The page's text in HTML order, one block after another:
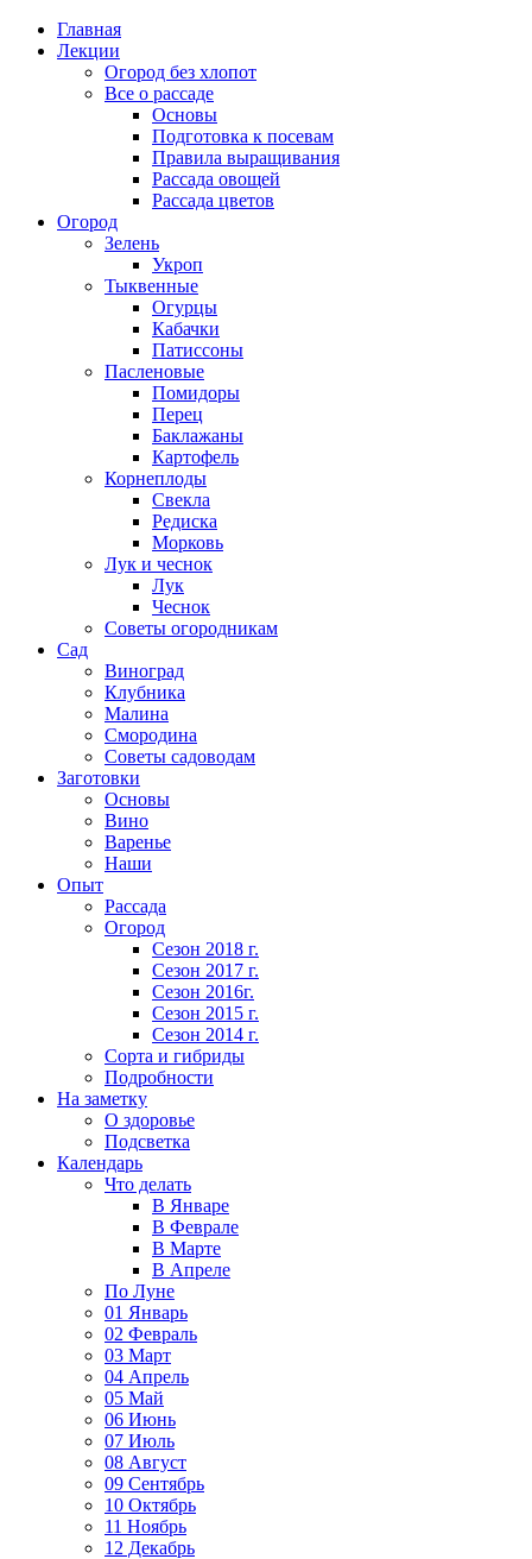
Главная
Лекции
Огород без хлопот
Все о рассаде
Основы
Подготовка к посевам
Правила выращивания
Рассада овощей
Рассада цветов
Огород
Зелень
Укроп
Тыквенные
Огурцы
Кабачки
Патиссоны
Пасленовые
Помидоры
Перец
Баклажаны
Картофель
Корнеплоды
Свекла
Редиска
Морковь
Лук и чеснок
Лук
Чеснок
Советы огородникам
Сад
Виноград
Клубника
Малина
Смородина
Советы садоводам
Заготовки
Основы
Вино
Варенье
Наши
Опыт
Рассада
Огород
Сезон 2018 г.
Сезон 2017 г.
Сезон 2016г.
Сезон 2015 г.
Сезон 2014 г.
Сорта и гибриды
Подробности
На заметку
О здоровье
Подсветка
Календарь
Что делать
В Январе
В Феврале
В Марте
В Апреле
По Луне
01 Январь
02 Февраль
03 Март
04 Апрель
05 Май
06 Июнь
07 Июль
08 Август
09 Сентябрь
10 Октябрь
11 Ноябрь
12 Декабрь